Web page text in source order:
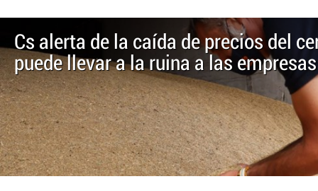
Cs alerta de la caída de precios del
puede llevar a la ruina a las